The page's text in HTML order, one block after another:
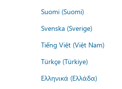
Suomi (Suomi)
Svenska (Sverige)
Tiếng Việt (Việt Nam)
Türkçe (Türkiye)
Ελληνικά (Ελλάδα)